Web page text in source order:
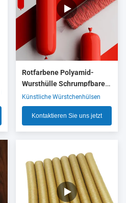
Rotfarbene Polyamid-
Wursthülle Schrumpfbare
Nylonhülle mit 5 Schichten
Co-Extrusion für
Fleischwurstverpackungen
Künstliche Würstchenhülsen
Kontaktieren Sie uns jetzt